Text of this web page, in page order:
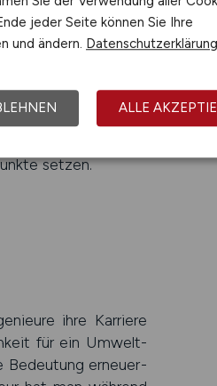
je nach Uni­versi­tät
kom­munika­tive
einer sinn­vollen
und ange­streb­
setzen.
ihre Karriere
für ein Umwelt­
Bedeu­tung erneuer­
jeder Seite können Sie Ihre
und ändern. Datenschutzerklärung
ALLE